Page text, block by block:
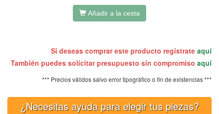
Añadir a la cesta
Si deseas comprar este producto regístrate aquí
También puedes solicitar presupuesto sin compromiso aquí
*** Precios válidos salvo error tipográfico o fin de existencias ***
¿Necesitas ayuda para elegir tus piezas?